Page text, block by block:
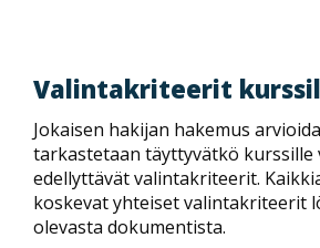
Valintakriteerit
Jokaisen hakijan hakemus
tarkastetaan täyttyvätkö kurssille
edellyttävät valintakriteerit.
koskevat yhteiset valintakriteerit
olevasta dokumentista.